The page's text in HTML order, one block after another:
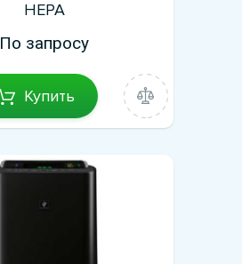
HEPA
По запросу
Купить